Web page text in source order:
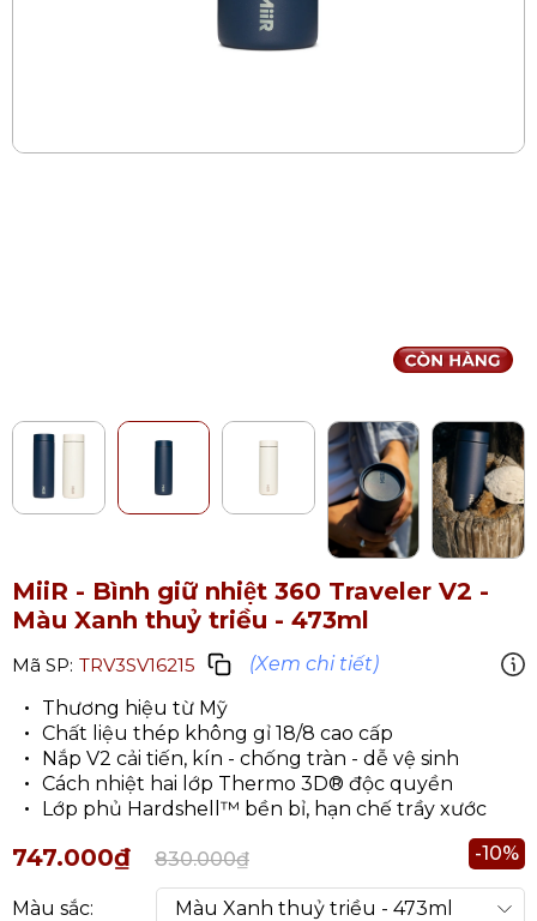
MiiR - Bình giữ nhiệt 360 Traveler V2 -
Màu Xanh thuỷ triều - 473ml
Mã SP: TRV3SV16215
(Xem chi tiết)
Thương hiệu từ Mỹ
Chất liệu thép không gỉ 18/8 cao cấp
Nắp V2 cải tiến, kín - chống tràn - dễ vệ sinh
Cách nhiệt hai lớp Thermo 3D® độc quyền
Lớp phủ Hardshell™ bền bỉ, hạn chế trầy xước
747.000₫ 830.000₫ -10%
Màu sắc: